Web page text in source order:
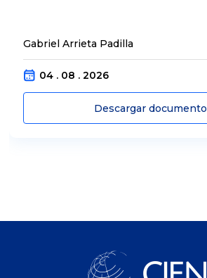
Gabriel Arrieta Padilla
04 . 08 . 2026
Descargar documento